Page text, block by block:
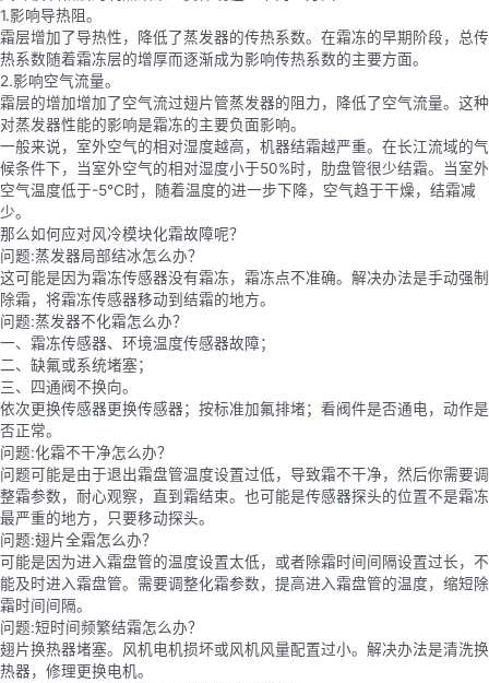
1.影响导热阻。
霜层增加了导热性，降低了蒸发器的传热系数。在霜冻的早期阶段，总传
热系数随着霜冻层的增厚而逐渐成为影响传热系数的主要方面。
2.影响空气流量。
霜层的增加增加了空气流过翅片管蒸发器的阻力，降低了空气流量。这种
对蒸发器性能的影响是霜冻的主要负面影响。
一般来说，室外空气的相对湿度越高，机器结霜越严重。在长江流域的气
候条件下，当室外空气的相对湿度小于50%时，肋盘管很少结霜。当室外
空气温度低于-5℃时，随着温度的进一步下降，空气趋于干燥，结霜减
少。
那么如何应对风冷模块化霜故障呢？
问题:蒸发器局部结冰怎么办？
这可能是因为霜冻传感器没有霜冻，霜冻点不准确。解决办法是手动强制
除霜，将霜冻传感器移动到结霜的地方。
问题:蒸发器不化霜怎么办？
一、霜冻传感器、环境温度传感器故障；
二、缺氟或系统堵塞；
三、四通阀不换向。
依次更换传感器更换传感器；按标准加氟排堵；看阀件是否通电，动作是
否正常。
问题:化霜不干净怎么办？
问题可能是由于退出霜盘管温度设置过低，导致霜不干净，然后你需要调
整霜参数，耐心观察，直到霜结束。也可能是传感器探头的位置不是霜冻
最严重的地方，只要移动探头。
问题:翅片全霜怎么办？
可能是因为进入霜盘管的温度设置太低，或者除霜时间间隔设置过长，不
能及时进入霜盘管。需要调整化霜参数，提高进入霜盘管的温度，缩短除
霜时间间隔。
问题:短时间频繁结霜怎么办？
翅片换热器堵塞。风机电机损坏或风机风量配置过小。解决办法是清洗换
热器，修理更换电机。